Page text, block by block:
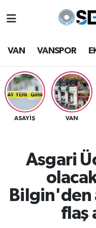
VAN VANSPOR
ASAYİŞ VAN
Asgari
Bilgin'den
flaş
Van Hava
VAN Namaz
Van Trafik
Süper Lig Puan
Tüm Manşetler
Son Dakika
Haber Arşivi